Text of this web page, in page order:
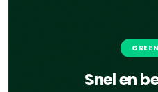
Snel en